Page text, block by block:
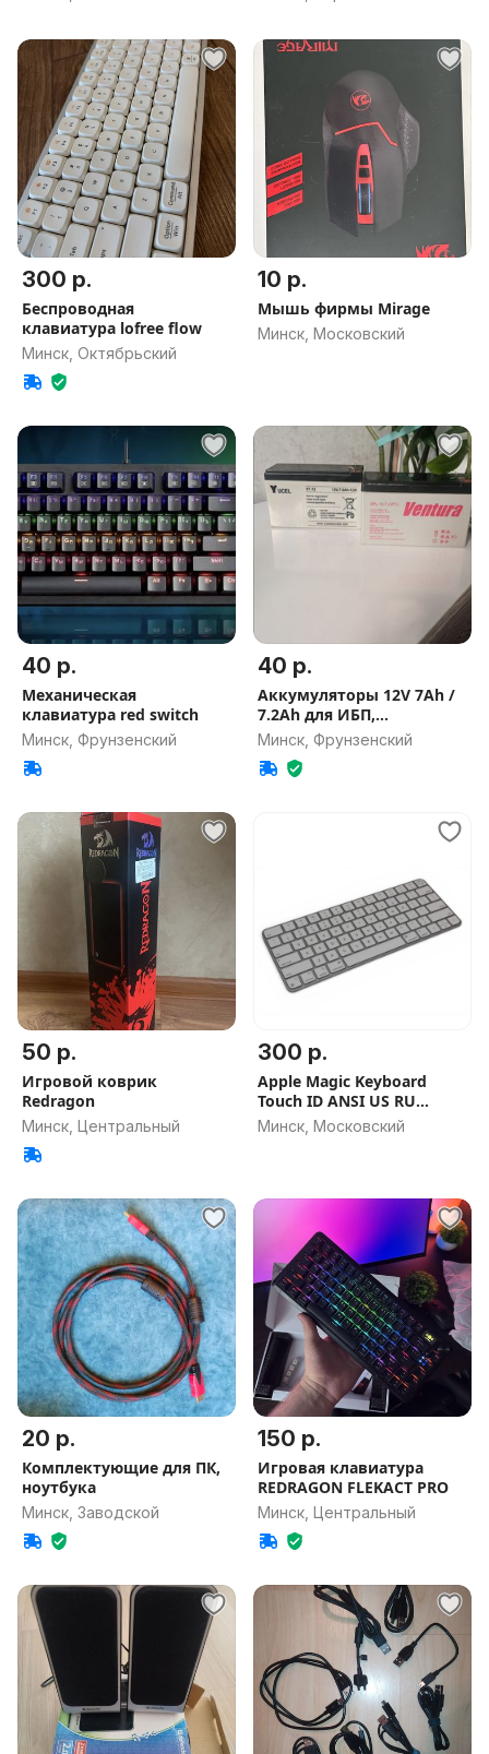
300 р.
Беспроводная
клавиатура lofree flow
Минск, Октябрьский
10 р.
Мышь фирмы Mirage
Минск, Московский
40 р.
Механическая
клавиатура red switch
Минск, Фрунзенский
40 р.
Аккумуляторы 12V 7Ah /
7.2Ah для ИБП,
сигнализаций
Минск, Фрунзенский
50 р.
Игровой коврик
Redragon
Минск, Центральный
300 р.
Apple Magic Keyboard
Touch ID ANSI US RU
lightning
Минск, Московский
20 р.
Комплектующие для ПК,
ноутбука
Минск, Заводской
150 р.
Игровая клавиатура
REDRAGON FLEKACT PRO
Минск, Центральный